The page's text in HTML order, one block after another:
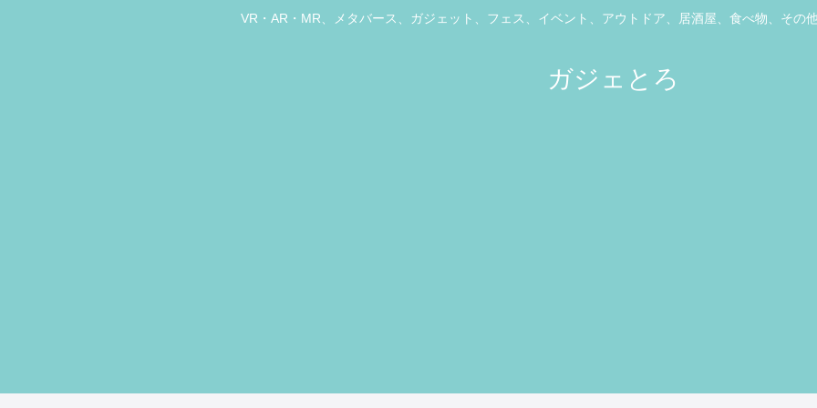
VR・AR・MR、メタバース、ガジェット、フェス、イベント、アウトドア、居酒屋、食べ物、その
ガジェとろ